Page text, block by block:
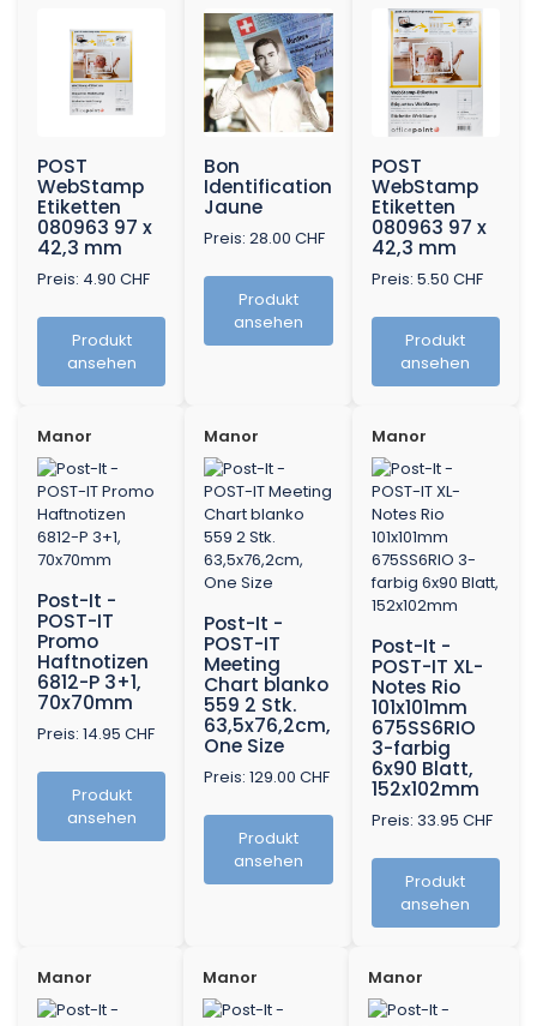
POST
WebStamp
Etiketten
080963 97 x
42,3 mm
Preis: 4.90 CHF
Produkt
ansehen
Bon
Identification
Jaune
Preis: 28.00 CHF
Produkt
ansehen
POST
WebStamp
Etiketten
080963 97 x
42,3 mm
Preis: 5.50 CHF
Produkt
ansehen
Manor
Post-It -
POST-IT
Promo
Haftnotizen
6812-P 3+1,
70x70mm
Preis: 14.95 CHF
Produkt
ansehen
Manor
Post-It -
POST-IT
Meeting
Chart blanko
559 2 Stk.
63,5x76,2cm,
One Size
Preis: 129.00 CHF
Produkt
ansehen
Manor
Post-It -
POST-IT XL-
Notes Rio
101x101mm
675SS6RIO
3-farbig
6x90 Blatt,
152x102mm
Preis: 33.95 CHF
Produkt
ansehen
Manor Manor Manor